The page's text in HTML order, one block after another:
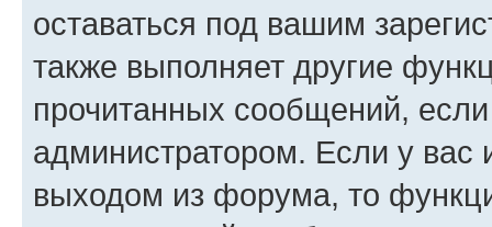
оставаться под вашим
также выполняет другие
прочитанных сообщений,
администратором. Если у
выходом из форума, то